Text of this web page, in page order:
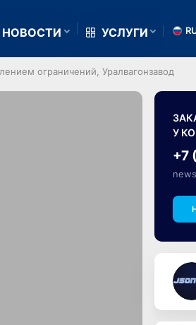
НОВОСТИ УСЛУГИ
ограничений, Уралвагонзавод
У
+7